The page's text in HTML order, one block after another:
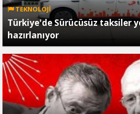
TEKNOLOJİ
Türkiye'de Sürücüsüz taksiler
hazırlanıyor